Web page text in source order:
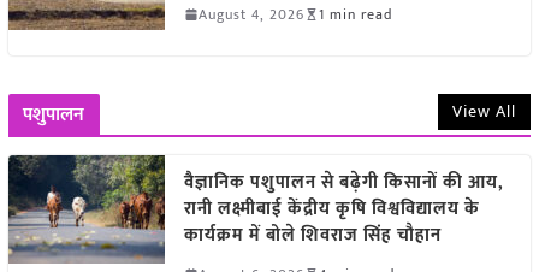
August 4, 2026 1 min read
पशुपालन View All
वैज्ञानिक पशुपालन से बढ़ेगी किसानों की आय,
रानी लक्ष्मीबाई केंद्रीय कृषि विश्वविद्यालय के
कार्यक्रम में बोले शिवराज सिंह चौहान